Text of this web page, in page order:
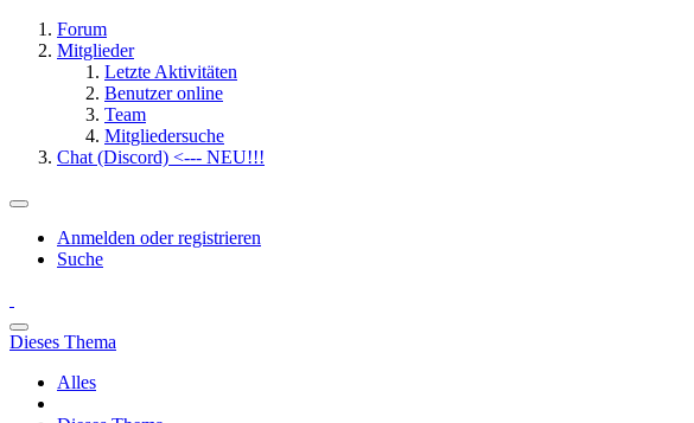
Forum
Mitglieder
Letzte Aktivitäten
Benutzer online
Team
Mitgliedersuche
Chat (Discord) <--- NEU!!!
Anmelden oder registrieren
Suche
Dieses Thema
Alles